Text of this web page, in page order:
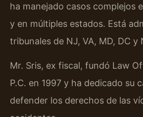
ha manejado casos complejos
y en múltiples estados. Está
tribunales de NJ, VA, MD, DC y
Mr. Sris, ex fiscal, fundó Law
P.C. en 1997 y ha dedicado su
defender los derechos de las